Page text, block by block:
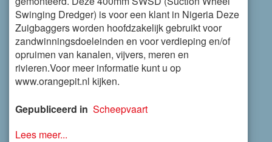
Swinging Dredger) is voor een klant in Nigeria Deze
Zuigbaggers worden hoofdzakelijk gebruikt voor
zandwinningsdoeleinden en voor verdieping en/of
opruimen van kanalen, vijvers, meren en
rivieren.Voor meer informatie kunt u op
www.orangepit.nl kijken.
Gepubliceerd in Scheepvaart
Lees meer...